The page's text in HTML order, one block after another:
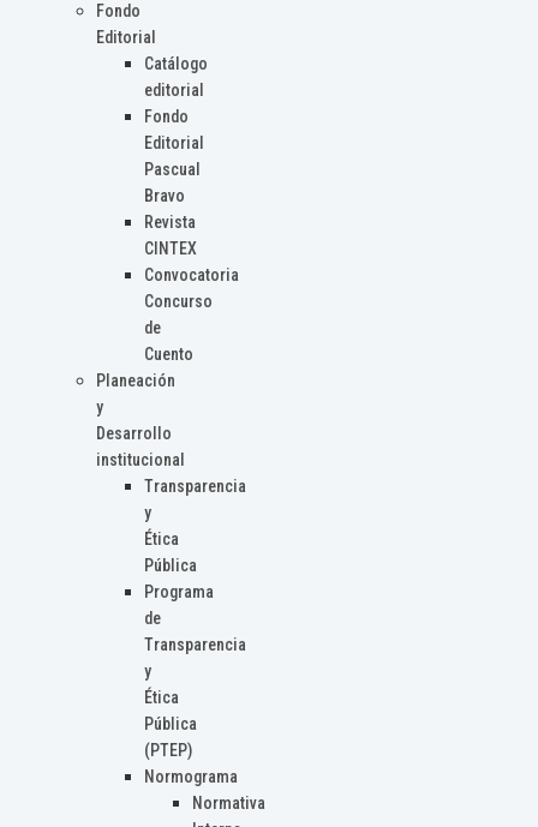
Fondo
Editorial
Catálogo
editorial
Fondo
Editorial
Pascual
Bravo
Revista
CINTEX
Convocatoria
Concurso
de
Cuento
Planeación
y
Desarrollo
institucional
Transparencia
y
Ética
Pública
Programa
de
Transparencia
y
Ética
Pública
(PTEP)
Normograma
Normativa